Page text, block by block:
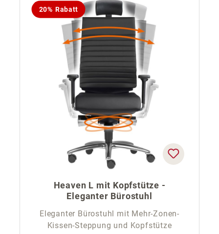
20% Rabatt
Heaven L mit Kopfstütze -
Eleganter Bürostuhl
Eleganter Bürostuhl mit Mehr-Zonen-
Kissen-Steppung und Kopfstütze